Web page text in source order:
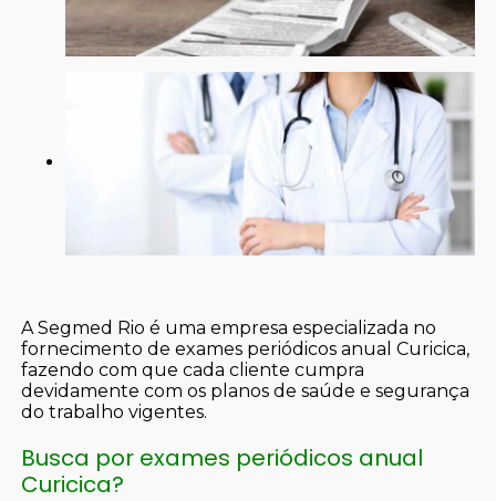
A Segmed Rio é uma empresa especializada no
fornecimento de exames periódicos anual Curicica,
fazendo com que cada cliente cumpra
devidamente com os planos de saúde e segurança
do trabalho vigentes.
Busca por exames periódicos anual
Curicica?